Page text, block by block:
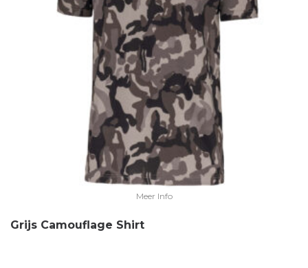
Meer Info
Grijs Camouflage Shirt